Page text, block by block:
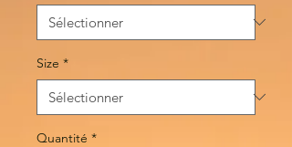
Size *
Quantité *